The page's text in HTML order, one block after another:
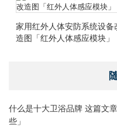
家用红外人体安防系统设备
造图「红外人体感应模块」
什么是十大卫浴品牌 这篇文
些」